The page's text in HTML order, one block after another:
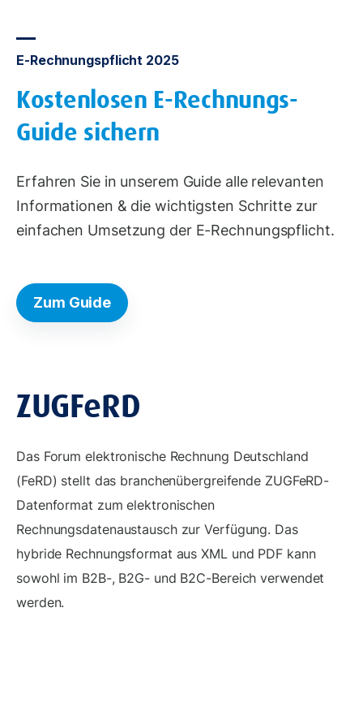
E-Rechnungspflicht 2025
Kostenlosen E-Rechnungs-
Guide sichern
Erfahren Sie in unserem Guide alle relevanten
Informationen & die wichtigsten Schritte zur
einfachen Umsetzung der E-Rechnungspflicht.
Zum Guide
ZUGFeRD
Das Forum elektronische Rechnung Deutschland
(FeRD) stellt das branchenübergreifende ZUGFeRD-
Datenformat zum elektronischen
Rechnungsdatenaustausch zur Verfügung. Das
hybride Rechnungsformat aus XML und PDF kann
sowohl im B2B-, B2G- und B2C-Bereich verwendet
werden.